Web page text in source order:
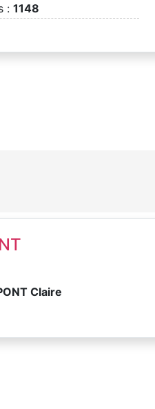
: 1148
Claire